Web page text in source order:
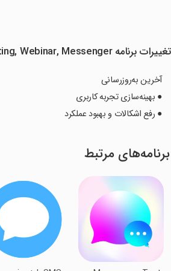
تغییرات برنامه U Meeting, Webinar, Messenger در نسخه جدید
آخرین به‌روزرسانی
● بهینه‌سازی تجربه کاربری
● رفع اشکالات و بهبود عملکرد
برنامه‌های مرتبط